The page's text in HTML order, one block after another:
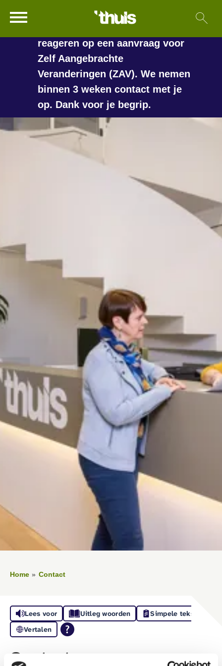
Naar hoofdinhoud
Naar hoofdnavigatiemenu
Naar zoeken
Naar de homepage
Ga naar Hoofd
langer duren voordat we
reageren op een aanvraag voor
Zelf Aangebrachte
Veranderingen (ZAV). We nemen
binnen 3 weken contact met je
op. Dank voor je begrip.
Home Contact
Lees voor Uitleg woorden
Simpele tekst
Vertalen
Contactgegevens